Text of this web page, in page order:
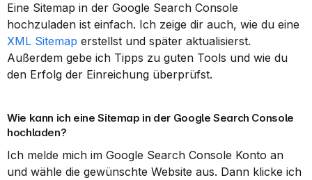
Eine Sitemap in der Google Search Console
XML Sitemap erstellst und später aktualisierst.
Außerdem gebe ich Tipps zu guten Tools und wie du
den Erfolg der Einreichung überprüfst.
Wie kann ich eine Sitemap in der Google Search Console
hochladen?
Ich melde mich im Google Search Console Konto an
und wähle die gewünschte Website aus. Dann klicke ich